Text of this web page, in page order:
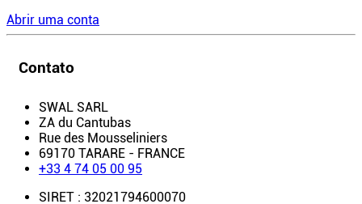
Abrir uma conta
Contato
SWAL SARL
ZA du Cantubas
Rue des Mousseliniers
69170 TARARE - FRANCE
+33 4 74 05 00 95
SIRET : 32021794600070